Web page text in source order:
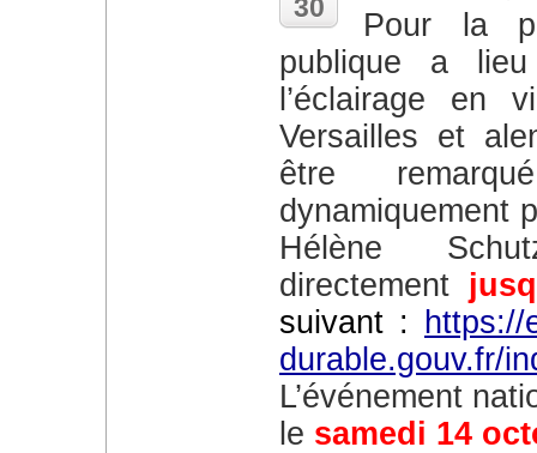
30
Pour la première fois, une consultation
publique a
l’éclairage en
Versailles et
être
dynamiquement
Hélène
directement
suivant : https://
durable.gouv.fr/
L’événement national « Le jour de la nuit » aura lieu
le samedi 14